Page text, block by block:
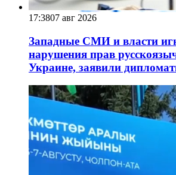
17:3807 авг 2026
Западные СМИ и власти
нарушения прав
Украине, заявили